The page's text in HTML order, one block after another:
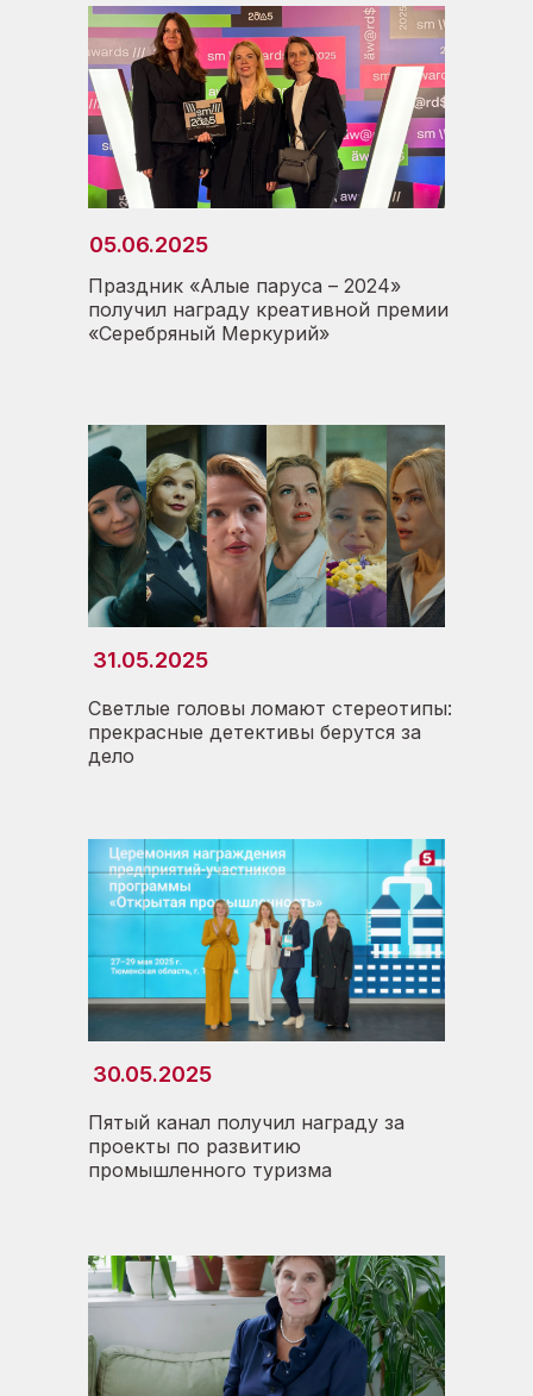
30.05.2025
Пятый канал получил награду за
проекты по развитию
промышленного туризма
Светлые головы ломают стереотипы:
прекрасные детективы берутся за
дело
31.05.2025
05.06.2025
Праздник «Алые паруса – 2024»
получил награду креативной премии
«Серебряный Меркурий»